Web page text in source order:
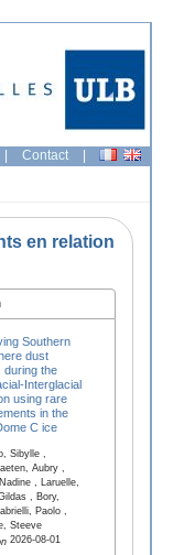
| Contact |
en relation
Southern
dust
during the
Interglacial
using rare
in the
C ice
Sibylle ,
Aubry ,
, Laruelle,
, Bory,
Paolo ,
Steeve
2026-08-01